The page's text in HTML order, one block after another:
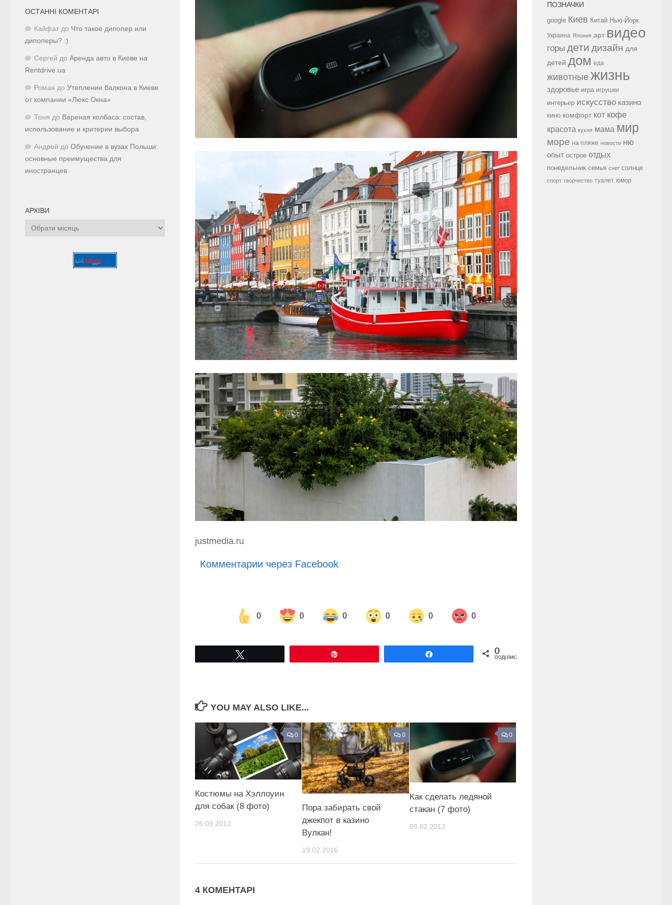
justmedia.ru
Комментарии через Facebook
0 0 0 0 0 0
Share on Facebook Share on LinkedIn Share on Twitter 0
ПОДІЛИСЬ
YOU MAY ALSO LIKE...
0
Костюмы на Хэллоуин
для собак (8 фото)
26.09.2012
0
Пора забирать свой
джекпот в казино
Вулкан!
19.02.2016
0
Как сделать ледяной
стакан (7 фото)
09.02.2012
4 КОМЕНТАРІ
ОСТАННІ КОМЕНТАРІ
Кайфат до Что такое дипопер или
дипоперы? :)
Сергей до Аренда авто в Киеве на
Rentdrive.ua
Роман до Утепление балкона в Киеве
от компании «Люкс Окна»
Тоня до Вареная колбаса: состав,
использование и критерии выбора
Андрей до Обучение в вузах Польши:
основные преимущества для
иностранцев
АРХІВИ
Архіви
ПОЗНАЧКИ
google Киев Китай Нью-Йорк
Украина Япония арт видео
горы дети дизайн для
детей дом еда
животные жизнь
здоровье игра игрушки
интерьер искусство казино
кино комфорт кот кофе
красота кухня мама мир
море на пляже новости ню
опыт остров отдых
понедельник семья снег солнце
спорт творчество туалет юмор